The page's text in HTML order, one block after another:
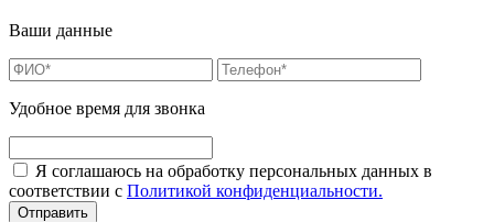
Ваши данные
Удобное время для звонка
Я соглашаюсь на обработку персональных данных в
соответствии с Политикой конфиденциальности.